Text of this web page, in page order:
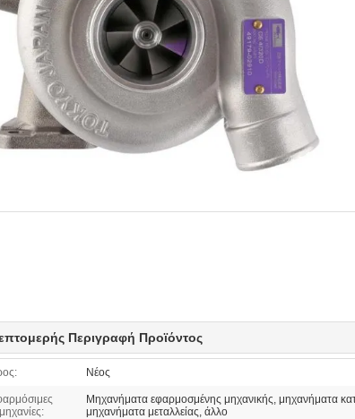
Περιγραφή Προϊόντος
Νέος
Μηχανήματα εφαρμοσμένης μηχανικής, μηχανήματα
μηχανήματα μεταλλείας, άλλο